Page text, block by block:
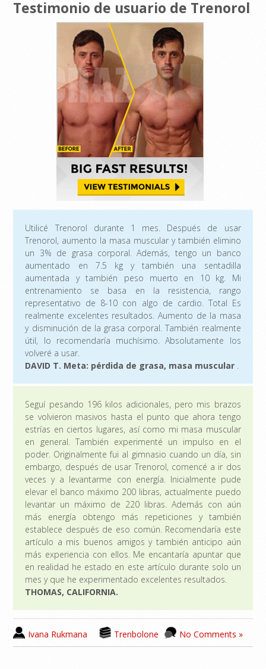
Testimonio de usuario de Trenorol
Utilicé Trenorol durante 1 mes. Después de usar
Trenorol, aumento la masa muscular y también elimino
un 3% de grasa corporal. Además, tengo un banco
aumentado en 7.5 kg y también una sentadilla
aumentada y también peso muerto en 10 kg. Mi
entrenamiento se basa en la resistencia, rango
representativo de 8-10 con algo de cardio. Total Es
realmente excelentes resultados. Aumento de la masa
y disminución de la grasa corporal. También realmente
útil, lo recomendaría muchísimo. Absolutamente los
volveré a usar.
DAVID T. Meta: pérdida de grasa, masa muscular .
Seguí pesando 196 kilos adicionales, pero mis brazos
se volvieron masivos hasta el punto que ahora tengo
estrías en ciertos lugares, así como mi masa muscular
en general. También experimenté un impulso en el
poder. Originalmente fui al gimnasio cuando un día, sin
embargo, después de usar Trenorol, comencé a ir dos
veces y a levantarme con energía. Inicialmente pude
elevar el banco máximo 200 libras, actualmente puedo
levantar un máximo de 220 libras. Además con aún
más energía obtengo más repeticiones y también
establece después de eso común. Recomendaría este
artículo a mis buenos amigos y también anticipo aún
más experiencia con ellos. Me encantaría apuntar que
en realidad he estado en este artículo durante solo un
mes y que he experimentado excelentes resultados.
THOMAS, CALIFORNIA.
Ivana Rukmana Trenbolone No Comments »